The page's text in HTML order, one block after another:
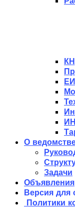
О
Задачи
Объявления
Версия для
Политики